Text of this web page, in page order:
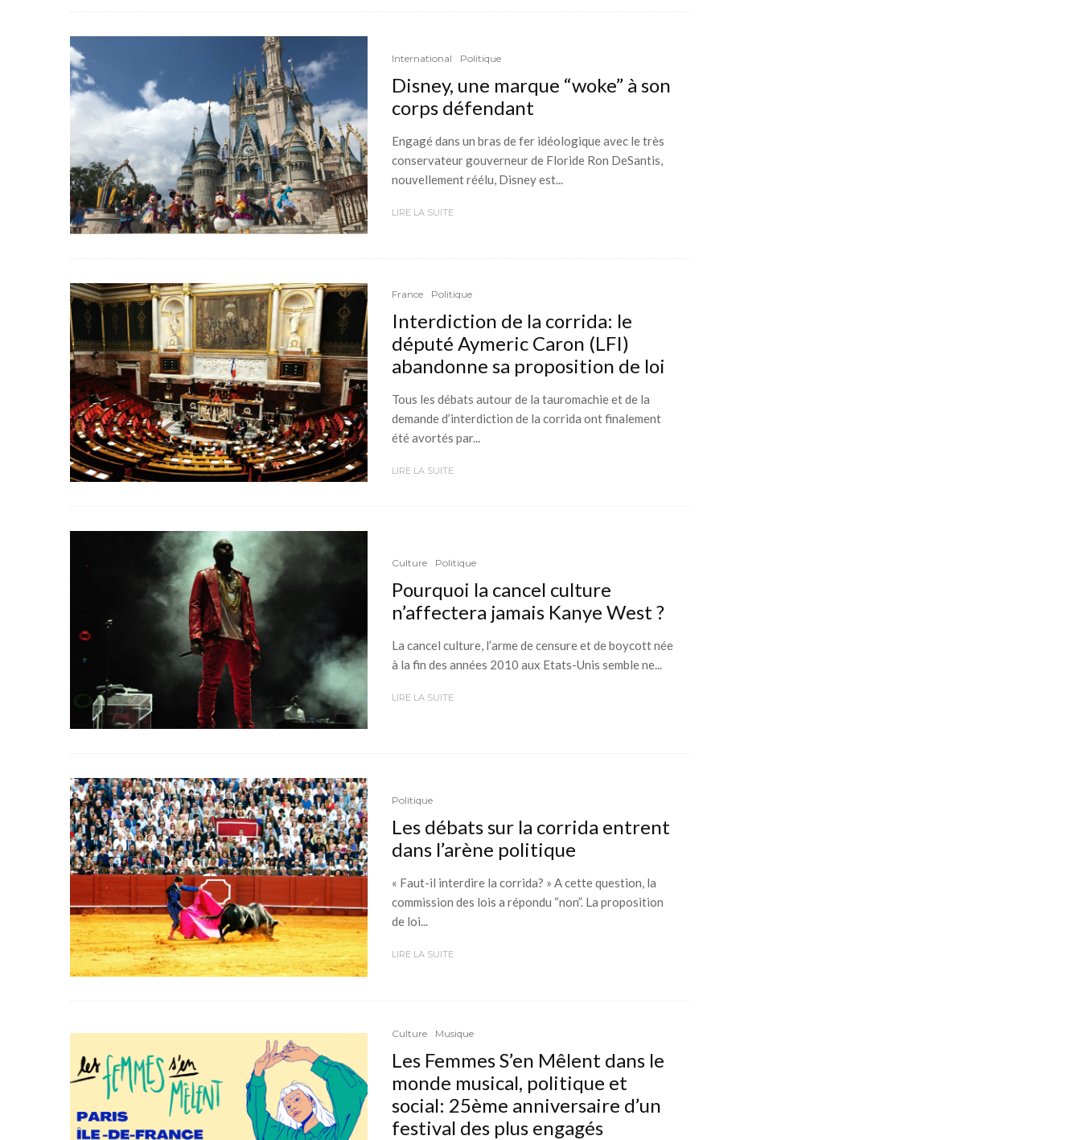
International Politique
Disney, une marque “woke” à son
corps défendant
Engagé dans un bras de fer idéologique avec le très
conservateur gouverneur de Floride Ron DeSantis,
nouvellement réélu, Disney est...
LIRE LA SUITE
France Politique
Interdiction de la corrida: le
député Aymeric Caron (LFI)
abandonne sa proposition de loi
Tous les débats autour de la tauromachie et de la
demande d’interdiction de la corrida ont finalement
été avortés par...
LIRE LA SUITE
Culture Politique
Pourquoi la cancel culture
n’affectera jamais Kanye West ?
La cancel culture, l’arme de censure et de boycott née
à la fin des années 2010 aux Etats-Unis semble ne...
LIRE LA SUITE
Politique
Les débats sur la corrida entrent
dans l’arène politique
« Faut-il interdire la corrida? » A cette question, la
commission des lois a répondu “non”. La proposition
de loi...
LIRE LA SUITE
Culture Musique
Les Femmes S’en Mêlent dans le
monde musical, politique et
social: 25ème anniversaire d’un
festival des plus engagés